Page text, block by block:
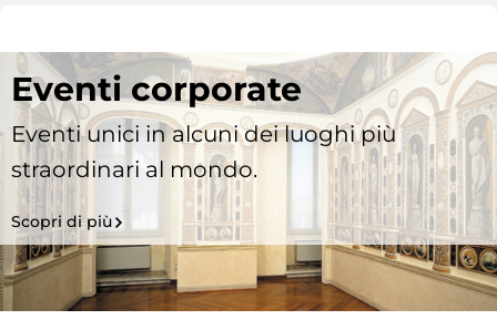
Eventi corporate
Eventi unici in alcuni dei luoghi più
straordinari al mondo.
Scopri di più